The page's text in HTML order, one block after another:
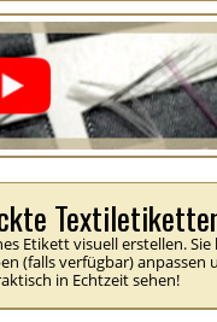
Etikett visuell erstellen.
(falls verfügbar) anpassen
in Echtzeit sehen!